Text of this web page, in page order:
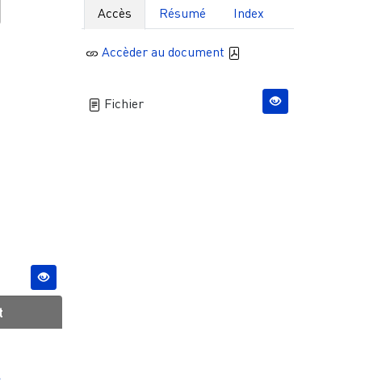
Accès Résumé Index
Accèder au document
Fichier